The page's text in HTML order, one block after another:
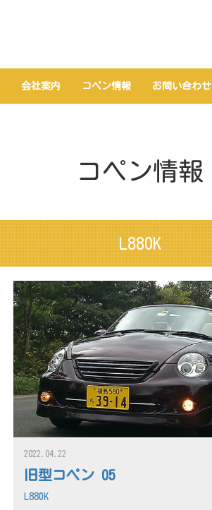
会社案内 コペン情報 お問い合わせ
コペン情報
L880K
旧型コペン 05
2022.04.22
L880K